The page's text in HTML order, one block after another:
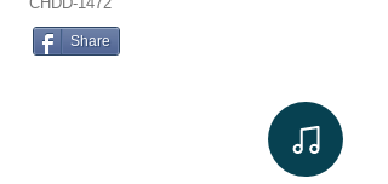
Share